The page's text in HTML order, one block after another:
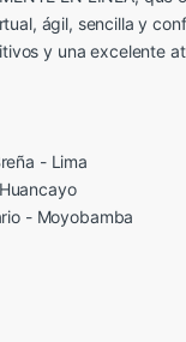
ágil, sencilla y
y una excelente
- Lima
- Moyobamba